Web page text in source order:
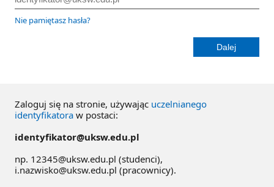
Nie pamiętasz hasła?
Zaloguj się na stronie, używając uczelnianego
identyfikatora w postaci:
identyfikator@uksw.edu.pl
np. 12345@uksw.edu.pl (studenci),
i.nazwisko@uksw.edu.pl (pracownicy).